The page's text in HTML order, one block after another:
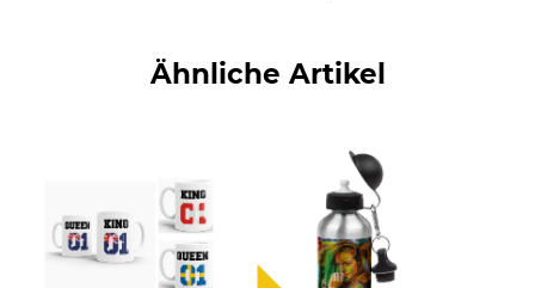
Ähnliche Artikel